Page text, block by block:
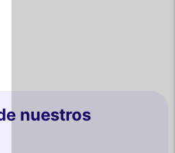
nuestros